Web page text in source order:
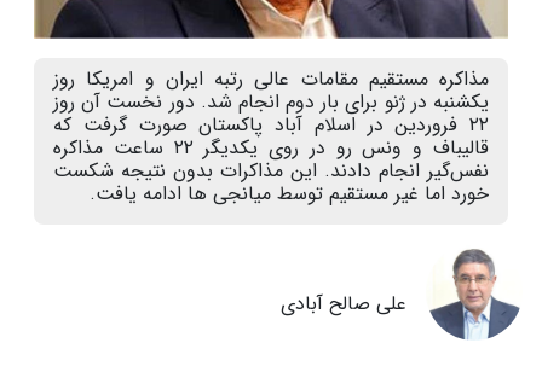
مذاکره مستقیم مقامات عالی رتبه ایران و امریکا روز
یکشنبه در ژنو برای بار دوم انجام شد. دور نخست آن روز
۲۲ فروردین در اسلام آباد پاکستان صورت گرفت که
قالیباف و ونس رو در روی یکدیگر ۲۲ ساعت مذاکره
نفس‌گیر انجام دادند. این مذاکرات بدون نتیجه شکست
خورد اما غیر مستقیم توسط میانجی ها ادامه یافت.
علی صالح آبادی